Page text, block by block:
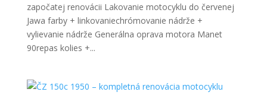
započatej renovácii Lakovanie motocyklu do červenej
Jawa farby + linkovaniechrómovanie nádrže +
vylievanie nádrže Generálna oprava motora Manet
90repas kolies +...